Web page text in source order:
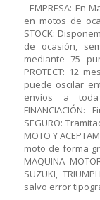
- EMPRESA: En
en motos de
STOCK:
de ocasión,
mediante 75
PROTECT: 12
puede oscilar
envíos a
SEGURO:
MOTO Y
moto de forma
MAQUINA
SUZUKI,
salvo error